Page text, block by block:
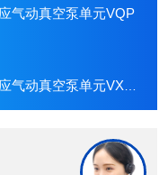
气动真空泵单元VQP
动真空泵单元VXPT